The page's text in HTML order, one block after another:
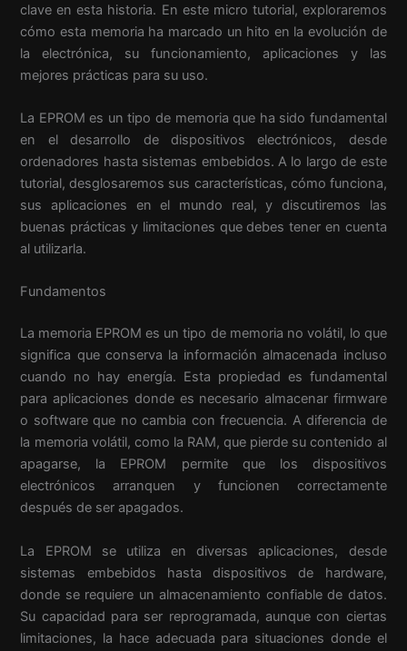
clave en esta historia. En este micro tutorial, exploraremos
cómo esta memoria ha marcado un hito en la evolución de
la electrónica, su funcionamiento, aplicaciones y las
mejores prácticas para su uso.
La EPROM es un tipo de memoria que ha sido fundamental
en el desarrollo de dispositivos electrónicos, desde
ordenadores hasta sistemas embebidos. A lo largo de este
tutorial, desglosaremos sus características, cómo funciona,
sus aplicaciones en el mundo real, y discutiremos las
buenas prácticas y limitaciones que debes tener en cuenta
al utilizarla.
Fundamentos
La memoria EPROM es un tipo de memoria no volátil, lo que
significa que conserva la información almacenada incluso
cuando no hay energía. Esta propiedad es fundamental
para aplicaciones donde es necesario almacenar firmware
o software que no cambia con frecuencia. A diferencia de
la memoria volátil, como la RAM, que pierde su contenido al
apagarse, la EPROM permite que los dispositivos
electrónicos arranquen y funcionen correctamente
después de ser apagados.
La EPROM se utiliza en diversas aplicaciones, desde
sistemas embebidos hasta dispositivos de hardware,
donde se requiere un almacenamiento confiable de datos.
Su capacidad para ser reprogramada, aunque con ciertas
limitaciones, la hace adecuada para situaciones donde el